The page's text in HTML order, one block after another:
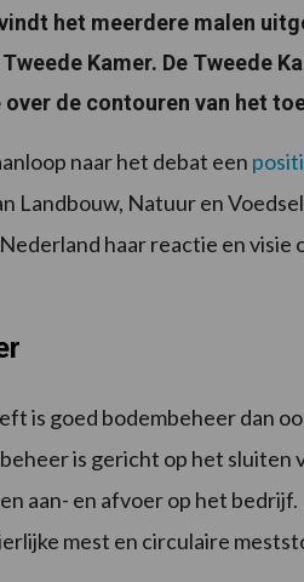
het meerdere malen
Kamer. De Tweede
de contouren van het
naar het debat een
Landbouw, Natuur en
haar reactie en
is goed bodembeheer dan
is gericht op het sluiten
aan- en afvoer op het
mest en circulaire